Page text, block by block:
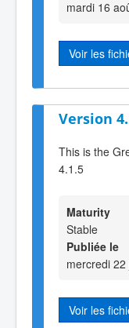
mardi 16
Voir les
Version
This is the
4.1.5
Maturity
Stable
Publiée le
mercredi
Voir les